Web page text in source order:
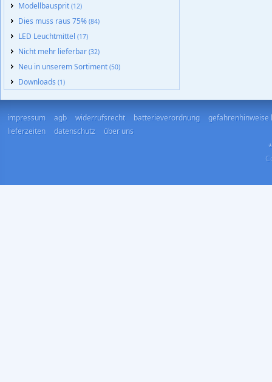
Modellbausprit (12)
Dies muss raus 75% (84)
LED Leuchtmittel (17)
Nicht mehr lieferbar (32)
Neu in unserem Sortiment (50)
Downloads (1)
impressum agb widerrufsrecht batterieverordnung
gefahrenhinweise
lieferzeiten
datenschutz
über uns